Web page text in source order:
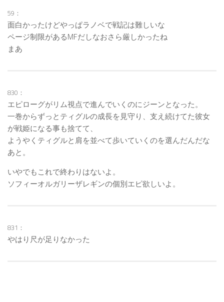
59：
面白かったけどやっぱラノベで戦記は難しいな
ページ制限があるMFだしなおさら厳しかったね
まあ
830：
エピローグがリム視点で進んでいくのにジーンとなった。
一巻からずっとティグルの成長を見守り、支え続けてた彼女
が戦姫になる事も捨てて、
ようやくティグルと肩を並べて歩いていくのを選んだんだな
あと。
いやでもこれで終わりはないよ。
ソフィーオルガリーザレギンの個別エピ欲しいよ。
831：
やはり尺が足りなかった